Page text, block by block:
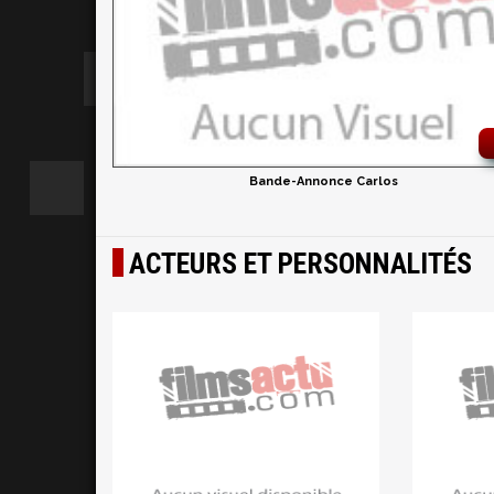
Bande-Annonce Carlos
ACTEURS ET PERSONNALITÉS